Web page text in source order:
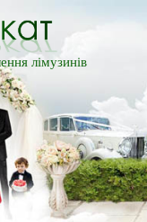
лімузинів